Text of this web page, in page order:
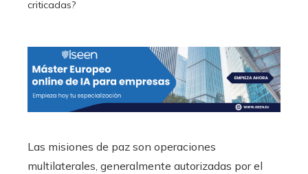
criticadas?
Las misiones de paz son operaciones
multilaterales, generalmente autorizadas por el